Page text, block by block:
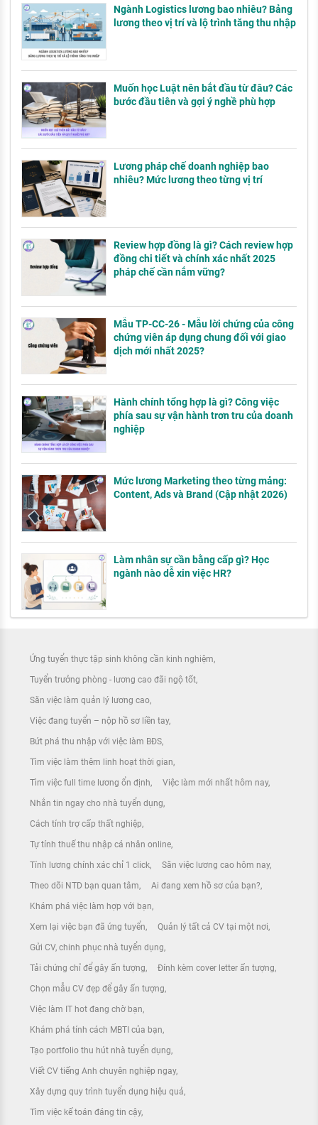
Ngành Logistics lương bao nhiêu? Bảng
lương theo vị trí và lộ trình tăng thu nhập
Muốn học Luật nên bắt đầu từ đâu? Các
bước đầu tiên và gợi ý nghề phù hợp
Lương pháp chế doanh nghiệp bao
nhiêu? Mức lương theo từng vị trí
Review hợp đồng là gì? Cách review hợp
đồng chi tiết và chính xác nhất 2025
pháp chế cần nắm vững?
Mẫu TP-CC-26 - Mẫu lời chứng của công
chứng viên áp dụng chung đối với giao
dịch mới nhất 2025?
Hành chính tổng hợp là gì? Công việc
phía sau sự vận hành trơn tru của doanh
nghiệp
Mức lương Marketing theo từng mảng:
Content, Ads và Brand (Cập nhật 2026)
Làm nhân sự cần bằng cấp gì? Học
ngành nào dễ xin việc HR?
Ứng tuyển thực tập sinh không cần kinh nghiệm
Tuyển trưởng phòng - lương cao đãi ngộ tốt
Săn việc làm quản lý lương cao
Việc đang tuyển – nộp hồ sơ liền tay
Bứt phá thu nhập với việc làm BĐS
Tìm việc làm thêm linh hoạt thời gian
Tìm việc full time lương ổn định Việc làm mới nhất hôm nay
Nhắn tin ngay cho nhà tuyển dụng
Cách tính trợ cấp thất nghiệp
Tự tính thuế thu nhập cá nhân online
Tính lương chính xác chỉ 1 click Săn việc lương cao hôm nay
Theo dõi NTD bạn quan tâm Ai đang xem hồ sơ của bạn?
Khám phá việc làm hợp với bạn
Xem lại việc bạn đã ứng tuyển Quản lý tất cả CV tại một nơi
Gửi CV, chinh phục nhà tuyển dụng
Tải chứng chỉ để gây ấn tượng Đính kèm cover letter ấn tượng
Chọn mẫu CV đẹp để gây ấn tượng
Việc làm IT hot đang chờ bạn
Khám phá tính cách MBTI của bạn
Tạo portfolio thu hút nhà tuyển dụng
Viết CV tiếng Anh chuyên nghiệp ngay
Xây dựng quy trình tuyển dụng hiệu quả
Tìm việc kế toán đáng tin cậy